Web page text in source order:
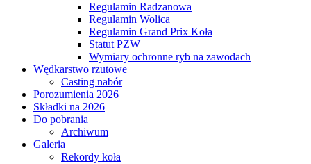
Regulamin Radzanowa
Regulamin Wolica
Regulamin Grand Prix Koła
Statut PZW
Wymiary ochronne ryb na zawodach
Wędkarstwo rzutowe
Casting nabór
Porozumienia 2026
Składki na 2026
Do pobrania
Archiwum
Galeria
Rekordy koła